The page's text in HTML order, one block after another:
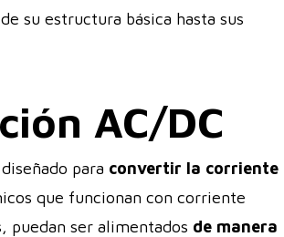
su estructura básica hasta sus
AC/DC
para convertir la corriente
que funcionan con corriente
puedan ser alimentados de manera